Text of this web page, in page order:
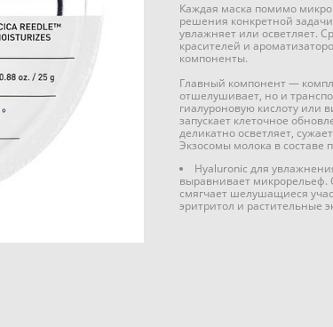
Каждая маска помимо
решения конкретной
увлажняет или осветляет.
красителей и
компоненты.
Главный компонент —
отшелушивает, но и
гиалуроновую кислоту или
запускает клеточное
деликатно осветляет,
Экзосомы молока в составе
Hyaluronic для
выравнивает
смягчает шелушащиеся
эритритол и растительные